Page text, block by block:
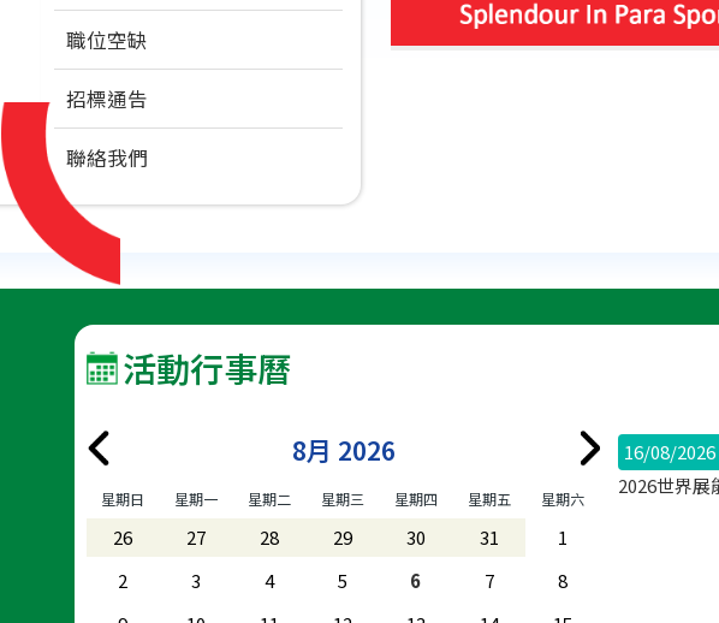
職位空缺
招標通告
聯絡我們
活動行事曆
8月 2026
星期日 星期一 星期二 星期三 星期四 星期五 星期六
26 27 28 29 30 31
1
2
3 4 5 6 7
8
16/08/
2026世界展